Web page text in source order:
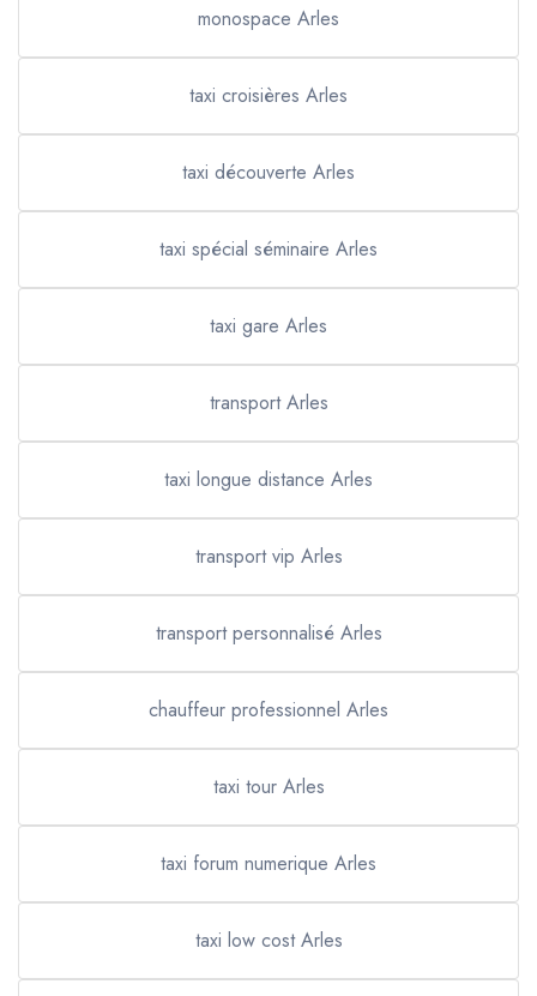
monospace Arles
taxi croisières Arles
taxi découverte Arles
taxi spécial séminaire Arles
taxi gare Arles
transport Arles
taxi longue distance Arles
transport vip Arles
transport personnalisé Arles
chauffeur professionnel Arles
taxi tour Arles
taxi forum numerique Arles
taxi low cost Arles